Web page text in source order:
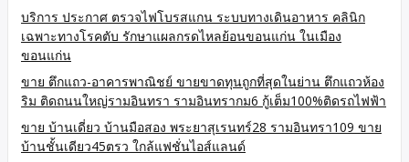
บริการ ประกาศ ตรวจไฟโบรสแกน ระบบทางเดินอาหาร คลินิก
เฉพาะทางโรคตับ รักษาแผลกรดไหลย้อนขอนแก่น ในเมือง
ขอนแก่น
ขาย ตึกแถว-อาคารพาณิชย์ ขายขาดทุนถูกที่สุดในย่าน ตึกแถวห้อง
ริม ติดถนนใหญ่รามอินทรา รามอินทรากม6 กู้เต็ม100%ติดรถไฟฟ้า
ขาย บ้านเดี่ยว บ้านมือสอง พระยาสุเรนทร์28 รามอินทรา109 ขาย
บ้านชั้นเดียว45ตรว ใกล้แฟชั่นไอส์แลนด์